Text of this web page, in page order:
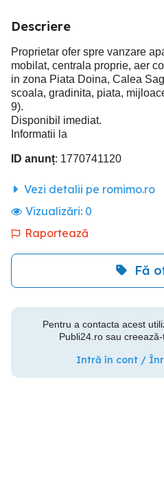
Descriere
Proprietar ofer spre vanzare
mobilat, centrala proprie, aer
in zona Piata Doina, Calea
scoala, gradinita, piata,
9).
Disponibil imediat.
Informatii la
ID anunț: 1770741120
Vezi detalii pe romimo.ro
Vizualizări: 0
Raportează
Fă
Pentru a contacta acest
Publi24.ro sau
Intră în cont /